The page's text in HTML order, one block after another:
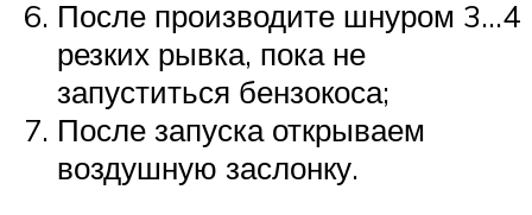
После производите шнуром 3…4
резких рывка, пока не
запуститься бензокоса;
После запуска открываем
воздушную заслонку.